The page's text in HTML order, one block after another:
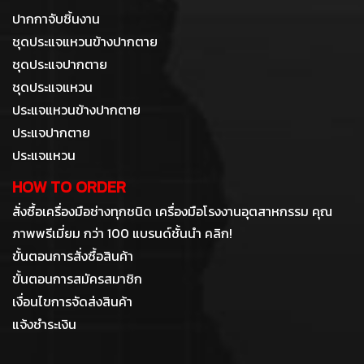
ปากกาจับชิ้นงาน
ชุดประแจแหวนข้างปากตาย
ชุดประแจปากตาย
ชุดประแจแหวน
ประแจแหวนข้างปากตาย
ประแจปากตาย
ประแจแหวน
HOW TO ORDER
สั่งซื้อเครื่องมือช่างทุกชนิด เครื่องมือโรงงานอุตสาหกรรม คุณ
ภาพพรีเมี่ยม กว่า 100 แบรนด์ชั้นนำ คลิก!
ขั้นตอนการสั่งซื้อสินค้า
ขั้นตอนการสมัครสมาชิก
เงื่อนไขการจัดส่งสินค้า
แจ้งชำระเงิน